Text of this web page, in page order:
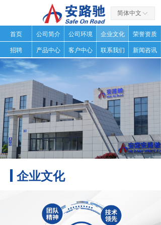
ꀅ
简体中文
首页 公司简介 公司环境 企业文化
荣誉资质
招聘
产品中心 客户中心 联系我们 新闻咨讯
企业文化